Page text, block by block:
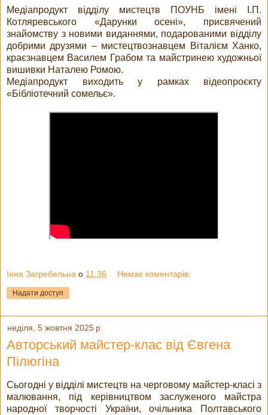
Медіапродукт відділу мистецтв ПОУНБ імені І.П.
Котляревського «Дарунки осені», присвячений
знайомству з новими виданнями, подарованими відділу
добрими друзями – мистецтвознавцем Віталієм Ханко,
краєзнавцем Василем Грабом та майстринею художньої
вишивки Наталею Ромою.
Медіапродукт виходить у рамках відеопроєкту
«Бібліотечний сомельє».
Інна Загребельна о 11:36 Немає коментарів:
Надати доступ
неділя, 5 жовтня 2025 р.
Авторський майстер-клас від Євгена
Пілюгіна
Сьогодні у відділі мистецтв на черговому майстер-класі з
малювання, під керівництвом заслуженого майстра
народної творчості України, очільника Полтавського